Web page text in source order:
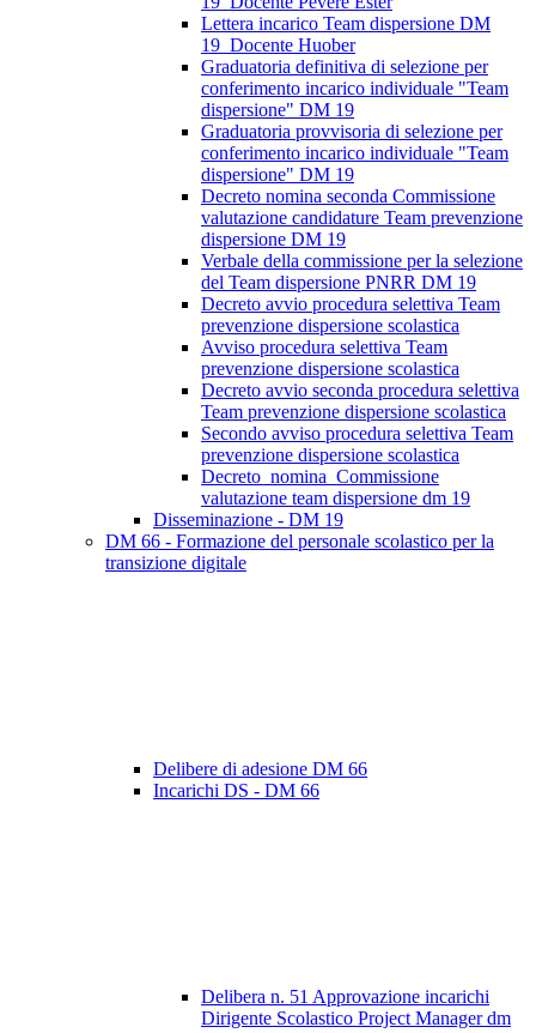
Lettera incarico Team dispersione DM
19_Docente Huober
Graduatoria definitiva di selezione per
conferimento incarico individuale "Team
dispersione" DM 19
Graduatoria provvisoria di selezione per
conferimento incarico individuale "Team
dispersione" DM 19
Decreto nomina seconda Commissione
valutazione candidature Team prevenzione
dispersione DM 19
Verbale della commissione per la selezione
del Team dispersione PNRR DM 19
Decreto avvio procedura selettiva Team
prevenzione dispersione scolastica
Avviso procedura selettiva Team
prevenzione dispersione scolastica
Decreto avvio seconda procedura selettiva
Team prevenzione dispersione scolastica
Secondo avviso procedura selettiva Team
prevenzione dispersione scolastica
Decreto_nomina_Commissione
valutazione team dispersione dm 19
Disseminazione - DM 19
DM 66 - Formazione del personale scolastico per la
transizione digitale
Delibere di adesione DM 66
Incarichi DS - DM 66
Delibera n. 51 Approvazione incarichi
Dirigente Scolastico Project Manager dm